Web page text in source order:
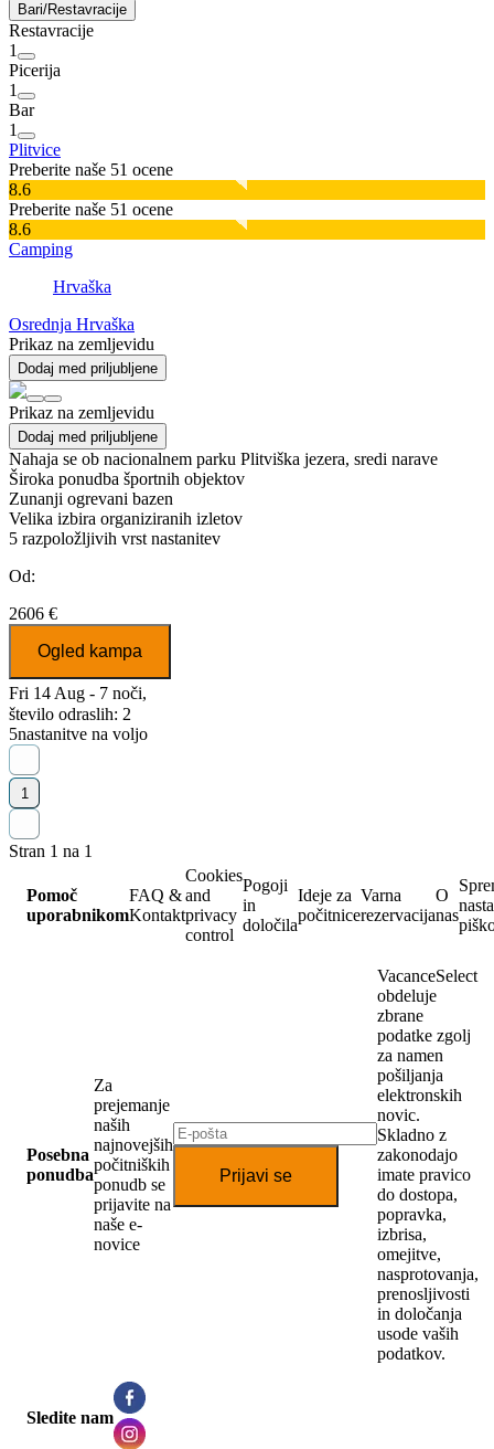
Bari/Restavracije
Restavracije
1
Picerija
1
Bar
1
Plitvice
Preberite naše 51 ocene
8.6
Preberite naše 51 ocene
8.6
Camping
Hrvaška
Osrednja Hrvaška
Prikaz na zemljevidu
Dodaj med priljubljene
Prikaz na zemljevidu
Dodaj med priljubljene
Nahaja se ob nacionalnem parku Plitviška jezera, sredi narave
Široka ponudba športnih objektov
Zunanji ogrevani bazen
Velika izbira organiziranih izletov
5 razpoložljivih vrst nastanitev
Od:
2606 €
Ogled kampa
Fri 14 Aug - 7 noči,
število odraslih: 2
5nastanitve na voljo
1
Stran 1 na 1
Pomoč
uporabnikom
FAQ &
Kontakt
Cookies
and
privacy
control
Pogoji
in
določila
Ideje za
počitnice
Varna
rezervacija
O
nas
Posebna
ponudba
Za
prejemanje
naših
najnovejših
počitniških
ponudb se
prijavite na
naše e-
novice
Prijavi se
VacanceSelect
obdeluje
zbrane
podatke zgolj
za namen
pošiljanja
elektronskih
novic.
Skladno z
zakonodajo
imate pravico
do dostopa,
popravka,
izbrisa,
omejitve,
nasprotovanja,
prenosljivosti
in določanja
usode vaših
podatkov.
Sledite nam